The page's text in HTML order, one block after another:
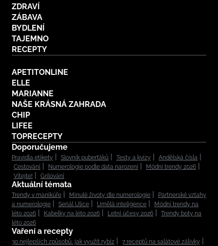
ZDRAVÍ
ZÁBAVA
BYDLENÍ
TAJEMNO
RECEPTY
APETITONLINE
ELLE
MARIANNE
NAŠE KRÁSNÁ ZAHRADA
CHIP
LIFEE
TOPRECEPTY
Doporučujeme
Pravidla etikety Slovník puberťáků Testy a kvízy
Andělská čísla
Cestování
Numerologie podle data narození
Módní trendy 2026
Vítejte!
Grilování
Aktuální témata
Trendy v manikúře Minulé životy dle numerologie
Partnerské vztahy
a numerologie
Seriál Ulice Umělá inteligence
Módní trendy na
léto 2026
Kabelky na léto 2026 Letní účesy 2026
Trendy boty na
léto 2026
Vaření a recepty
30 nejlepších způsobů, jak využít rybíz
7 receptů na salátové zálivky